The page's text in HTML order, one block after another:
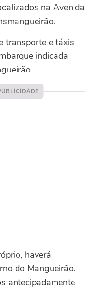
na Avenida
transporte e táxis
indicada
haverá
do Mangueirão.
antecipadamente